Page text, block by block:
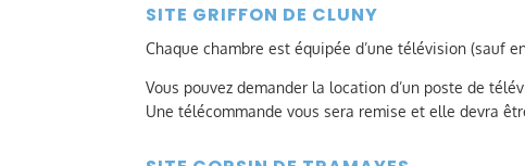
SITE GRIFFON DE CLUNY
Chaque chambre est équipée d’une télévision (sauf
Vous pouvez demander la location d’un poste de
Une télécommande vous sera remise et elle devra